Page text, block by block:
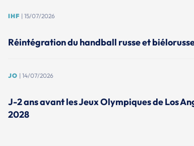
IHF | 15/07/2026
Réintégration du handball russe et
JO | 14/07/2026
J-2 ans avant les Jeux Olympiques de Los
2028